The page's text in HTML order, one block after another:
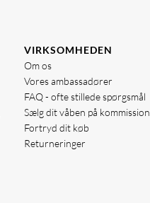
VIRKSOMHEDEN
Om os
Vores ambassadører
FAQ - ofte stillede spørgsmål
Sælg dit våben på kommission
Fortryd dit køb
Returneringer